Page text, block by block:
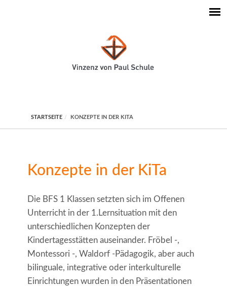
STARTSEITE KONZEPTE IN DER KITA
Konzepte in der KiTa
Die BFS 1 Klassen setzten sich im Offenen
Unterricht in der 1.Lernsituation mit den
unterschiedlichen Konzepten der
Kindertagesstätten auseinander. Fröbel -,
Montessori -, Waldorf -Pädagogik, aber auch
bilinguale, integrative oder interkulturelle
Einrichtungen wurden in den Präsentationen